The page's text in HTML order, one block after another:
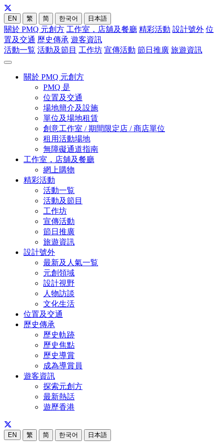
EN 繁 简 한국어 日本語
關於 PMQ 元創方 工作室，店舖及餐廳 精彩活動 設計號外 位
置及交通 歷史傳承 遊客資訊
活動一覧 活動及節目 工作坊 宣傳活動 節日推廣 旅遊資訊
關於 PMQ 元創方
PMQ 是
位置及交通
場地簡介及設施
單位及場地租賃
創意工作室 / 期間限定店 / 商店單位
租用活動場地
無障礙通道指南
工作室，店舖及餐廳
網上購物
精彩活動
活動一覧
活動及節目
工作坊
宣傳活動
節日推廣
旅遊資訊
設計號外
最新及人氣一覧
元創領域
設計視野
人物訪談
文化生活
位置及交通
歷史傳承
歷史軌跡
歷史焦點
歷史導賞
成為導賞員
遊客資訊
探索元創方
最新熱話
遊歷香港
EN 繁 简 한국어 日本語